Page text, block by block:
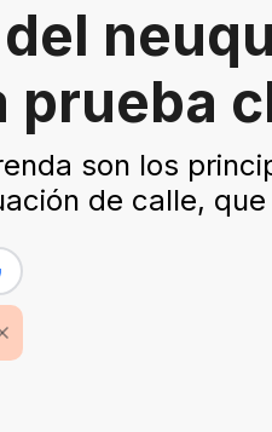
prueba
son los
de calle,